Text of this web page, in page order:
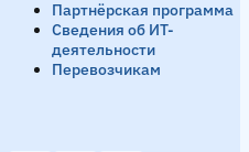
Партнёрская программа
Сведения об ИТ-
деятельности
Перевозчикам